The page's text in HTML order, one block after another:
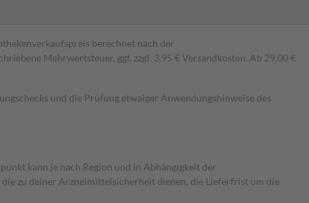
berechnet nach der
Mehrwertsteuer, ggf. zzgl. 3,95 € Versandkosten. Ab 29,00 €
und die Prüfung etwaiger Anwendungshinweise des
kann je nach Region und in Abhängigkeit der
zu deiner Arzneimittelsicherheit dienen, die Lieferfrist um die